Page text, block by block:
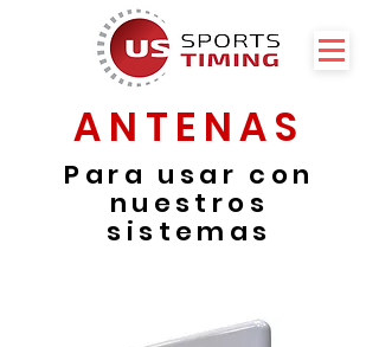
ANTENAS
Para usar con
nuestros
sistemas